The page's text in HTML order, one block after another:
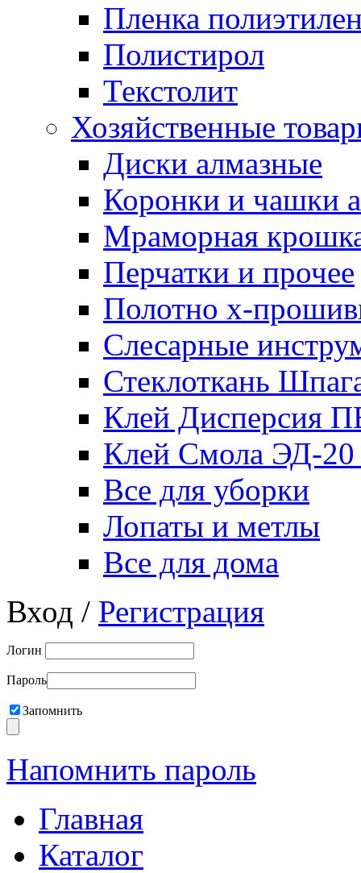
Пленка
Полистирол
Текстолит
Хозяйственные
Диски алмазные
Коронки и чашки
Мраморная
Перчатки и прочее
Полотно х-
Слесарные
Стеклоткань
Клей Дисперсия
Клей Смола ЭД-20
Все для уборки
Лопаты и метлы
Все для дома
Вход / Регистрация
Логин
Пароль
Запомнить
Напомнить пароль
Главная
Каталог